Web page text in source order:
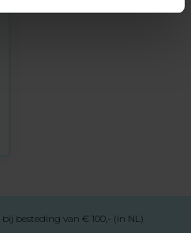
bij besteding van € 100,- (in NL)